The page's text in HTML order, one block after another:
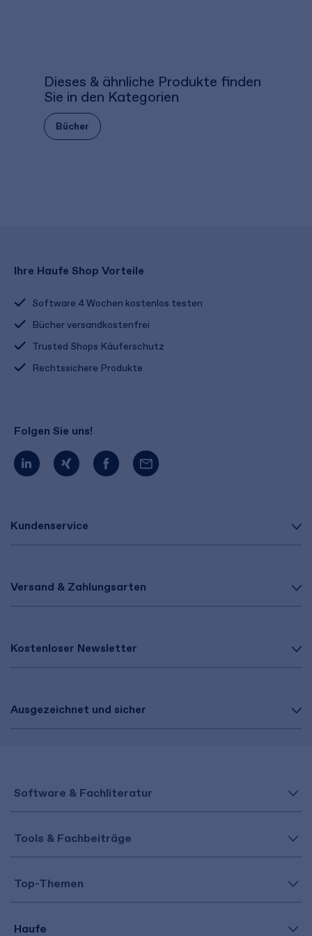
Dieses & ähnliche Produkte finden
Sie in den Kategorien
Bücher
Kundenservice
Versand & Zahlungsarten
Kostenloser Newsletter
Ausgezeichnet und sicher
Ihre Haufe Shop Vorteile
Software 4 Wochen kostenlos testen
Bücher versandkostenfrei
Trusted Shops Käuferschutz
Rechtssichere Produkte
Folgen Sie uns!
Software & Fachliteratur
Tools & Fachbeiträge
Top-Themen
Haufe